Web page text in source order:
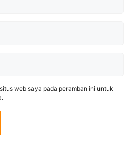
web saya pada peramban ini untuk